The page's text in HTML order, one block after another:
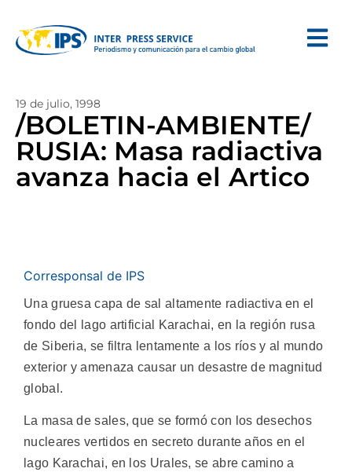
19 de julio, 1998
/BOLETIN-AMBIENTE/
RUSIA: Masa radiactiva
avanza hacia el Artico
Corresponsal de IPS
Una gruesa capa de sal altamente radiactiva en el
fondo del lago artificial Karachai, en la región rusa
de Siberia, se filtra lentamente a los ríos y al mundo
exterior y amenaza causar un desastre de magnitud
global.
La masa de sales, que se formó con los desechos
nucleares vertidos en secreto durante años en el
lago Karachai, en los Urales, se abre camino a